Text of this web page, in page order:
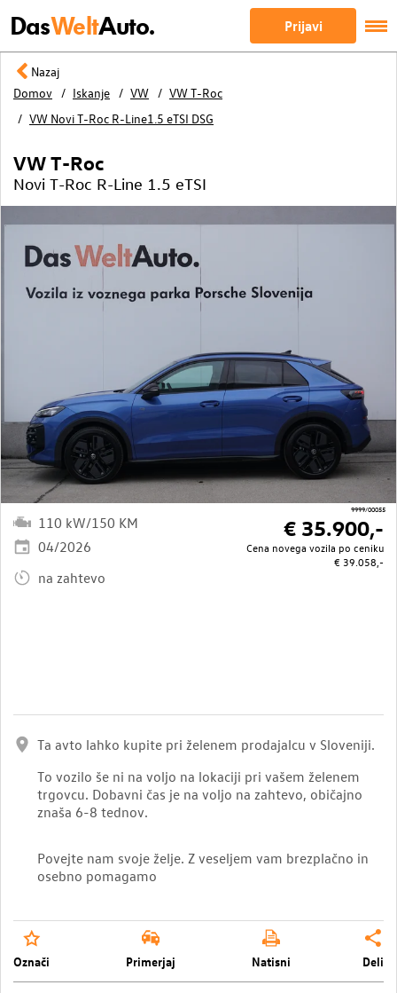
DasWeltAuto. Prijavi
Nazaj
Domov
Iskanje VW
VW T-Roc
VW Novi T-Roc R-Line1.5 eTSI DSG
9999/00055
VW T-Roc
Novi T-Roc R-Line 1.5 eTSI
110 kW/150 KM
04/2026
na zahtevo
€ 35.900,-
Cena novega vozila po ceniku
€ 39.058,-
Ta avto lahko kupite pri želenem prodajalcu v Sloveniji.
To vozilo še ni na voljo na lokaciji pri vašem želenem
trgovcu. Dobavni čas je na voljo na zahtevo, običajno
znaša 6-8 tednov.
Povejte nam svoje želje. Z veseljem vam brezplačno in
osebno pomagamo
Označi Primerjaj Natisni Deli